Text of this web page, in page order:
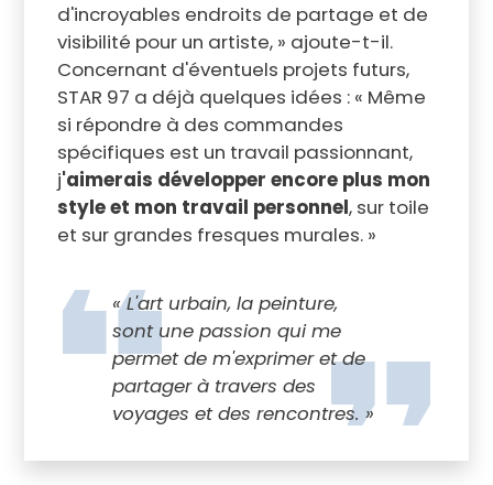
d'incroyables endroits de partage et de
visibilité pour un artiste, » ajoute-t-il.
Concernant d'éventuels projets futurs,
STAR 97 a déjà quelques idées : « Même
si répondre à des commandes
spécifiques est un travail passionnant,
j'aimerais développer encore plus mon
style et mon travail personnel, sur toile
et sur grandes fresques murales. »
« L'art urbain, la peinture,
sont une passion qui me
permet de m'exprimer et de
partager à travers des
voyages et des rencontres. »